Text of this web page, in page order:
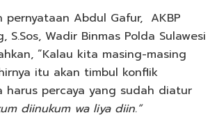
pernyataan Abdul Gafur, AKBP
S.Sos, Wadir Binmas Polda Sulawesi
”Kalau kita masing-masing
itu akan timbul konflik
harus percaya yang sudah diatur
diinukum wa liya diin.”